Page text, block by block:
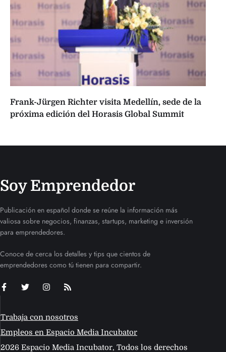
Frank-Jürgen Richter visita Medellín, sede de la
próxima edición del Horasis Global Summit
Soy Emprendedor
Publicación en español donde se reúne la información más
valiosa sobre negocios, finanzas, startups, marketing e inversión
para emprendedores.
Conoce de cerca los detalles y tips que cientos de
emprendedores como tú tienen para compartir.
Trabaja con nosotros
Empleos en Espacio Media Incubator
2026 Espacio Media Incubator, Todos los derechos